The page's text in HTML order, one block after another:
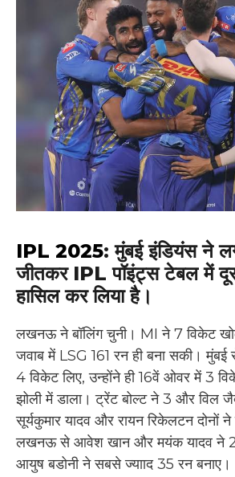
IPL 2025: मुंबई इंडियंस ने
जीतकर IPL पॉइंट्स टेबल में
हासिल कर लिया है।
लखनऊ ने बॉलिंग चुनी। MI ने 7 विकेट
जवाब में LSG 161 रन ही बना सकी। मुंबई
4 विकेट लिए, उन्होंने ही 16वें ओवर में 3
झोली में डाला। ट्रेंट बोल्ट ने 3 और विल
सूर्यकुमार यादव और रायन रिकेलटन दोनों ने
लखनऊ से आवेश खान और मयंक यादव ने
आयुष बडोनी ने सबसे ज्यााद 35 रन बनाए।